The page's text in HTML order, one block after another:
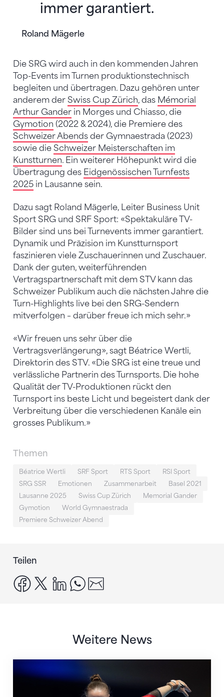
Roland Mägerle
immer garantiert.
Die SRG wird auch in den kommenden Jahren
Top-Events im Turnen produktionstechnisch
begleiten und übertragen. Dazu gehören unter
anderem der Swiss Cup Zürich, das Mémorial
Arthur Gander in Morges und Chiasso, die
Gymotion (2022 & 2024), die Premiere des
Schweizer Abends der Gymnaestrada (2023)
sowie die Schweizer Meisterschaften im
Kunstturnen. Ein weiterer Höhepunkt wird die
Übertragung des Eidgenössischen Turnfests
2025 in Lausanne sein.
Dazu sagt Roland Mägerle, Leiter Business Unit
Sport SRG und SRF Sport: «Spektakuläre TV-
Bilder sind uns bei Turnevents immer garantiert.
Dynamik und Präzision im Kunstturnsport
faszinieren viele Zuschauerinnen und Zuschauer.
Dank der guten, weiterführenden
Vertragspartnerschaft mit dem STV kann das
Schweizer Publikum auch die nächsten Jahre die
Turn-Highlights live bei den SRG-Sendern
mitverfolgen – darüber freue ich mich sehr.»
«Wir freuen uns sehr über die
Vertragsverlängerung», sagt Béatrice Wertli,
Direktorin des STV. «Die SRG ist eine treue und
verlässliche Partnerin des Turnsports. Die hohe
Qualität der TV-Produktionen rückt den
Turnsport ins beste Licht und begeistert dank der
Verbreitung über die verschiedenen Kanäle ein
grosses Publikum.»
Themen
Béatrice Wertli SRF Sport RTS Sport
RSI Sport
SRG SSR
Emotionen Zusammenarbeit
Basel 2021
Lausanne 2025
Swiss Cup Zürich
Memorial Gander
Gymotion
World Gymnaestrada
Premiere Schweizer Abend
Teilen
facebook
x linkedinwhatsapp
Weitere News